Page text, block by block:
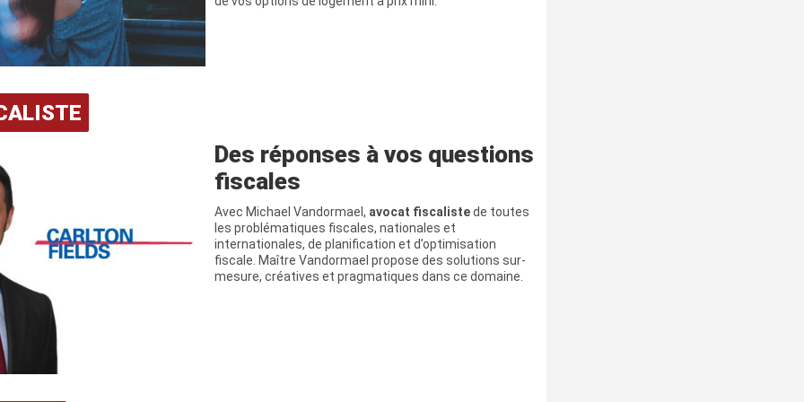
Des réponses à vos questions
fiscales
Avec Michael Vandormael, avocat fiscalistede toutes
les problématiques fiscales, nationales et
internationales, de planification et d’optimisation
fiscale. Maître Vandormael propose des solutions sur-
mesure, créatives et pragmatiques dans ce domaine.